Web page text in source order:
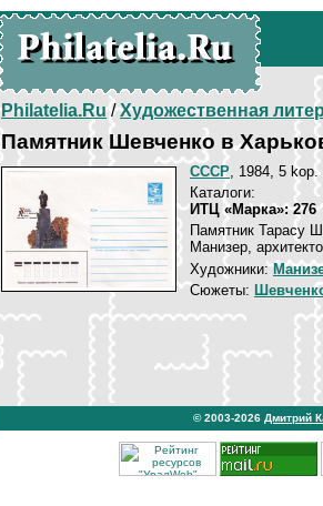
Philatelia.Ru/Художественная
Памятник Шевченко в
СССР, 1984, 5 kop.
Каталоги:
ИТЦ «Марка»: 276
Памятник Тарасу
Манизер,
Художники:
Сюжеты:
© 2003-2026 Дмитрий